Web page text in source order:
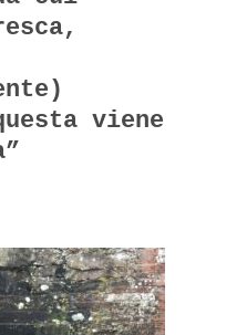
viene